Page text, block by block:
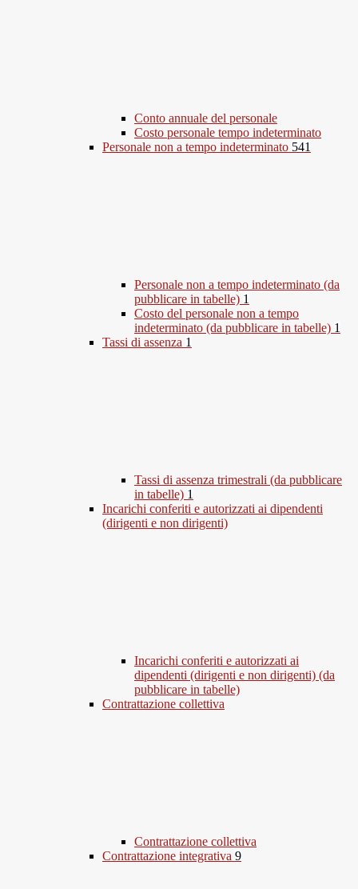
Conto annuale del personale
Costo personale tempo indeterminato
Personale non a tempo indeterminato 541
Personale non a tempo indeterminato (da
pubblicare in tabelle) 1
Costo del personale non a tempo
indeterminato (da pubblicare in tabelle) 1
Tassi di assenza 1
Tassi di assenza trimestrali (da pubblicare
in tabelle) 1
Incarichi conferiti e autorizzati ai dipendenti
(dirigenti e non dirigenti)
Incarichi conferiti e autorizzati ai
dipendenti (dirigenti e non dirigenti) (da
pubblicare in tabelle)
Contrattazione collettiva
Contrattazione collettiva
Contrattazione integrativa 9